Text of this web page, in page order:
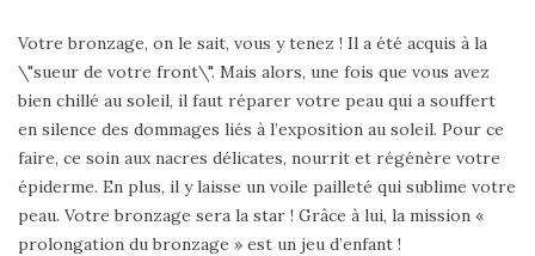
Votre bronzage, on le sait, vous y tenez ! Il a été acquis à la
\"sueur de votre front\". Mais alors, une fois que vous avez
bien chillé au soleil, il faut réparer votre peau qui a souffert
en silence des dommages liés à l’exposition au soleil. Pour ce
faire, ce soin aux nacres délicates, nourrit et régénère votre
épiderme. En plus, il y laisse un voile pailleté qui sublime votre
peau. Votre bronzage sera la star ! Grâce à lui, la mission «
prolongation du bronzage » est un jeu d’enfant !